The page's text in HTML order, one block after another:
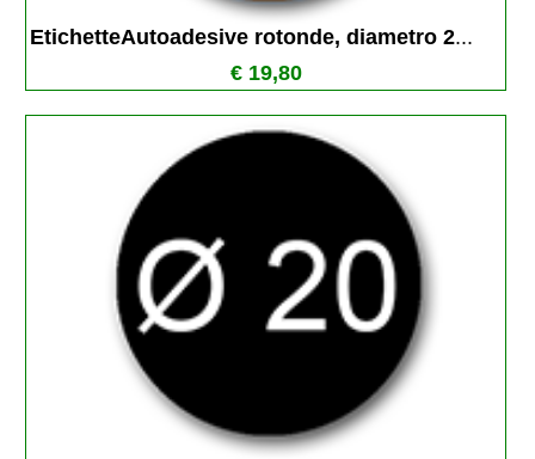
EtichetteAutoadesive rotonde, diametro 2...
€ 19,80